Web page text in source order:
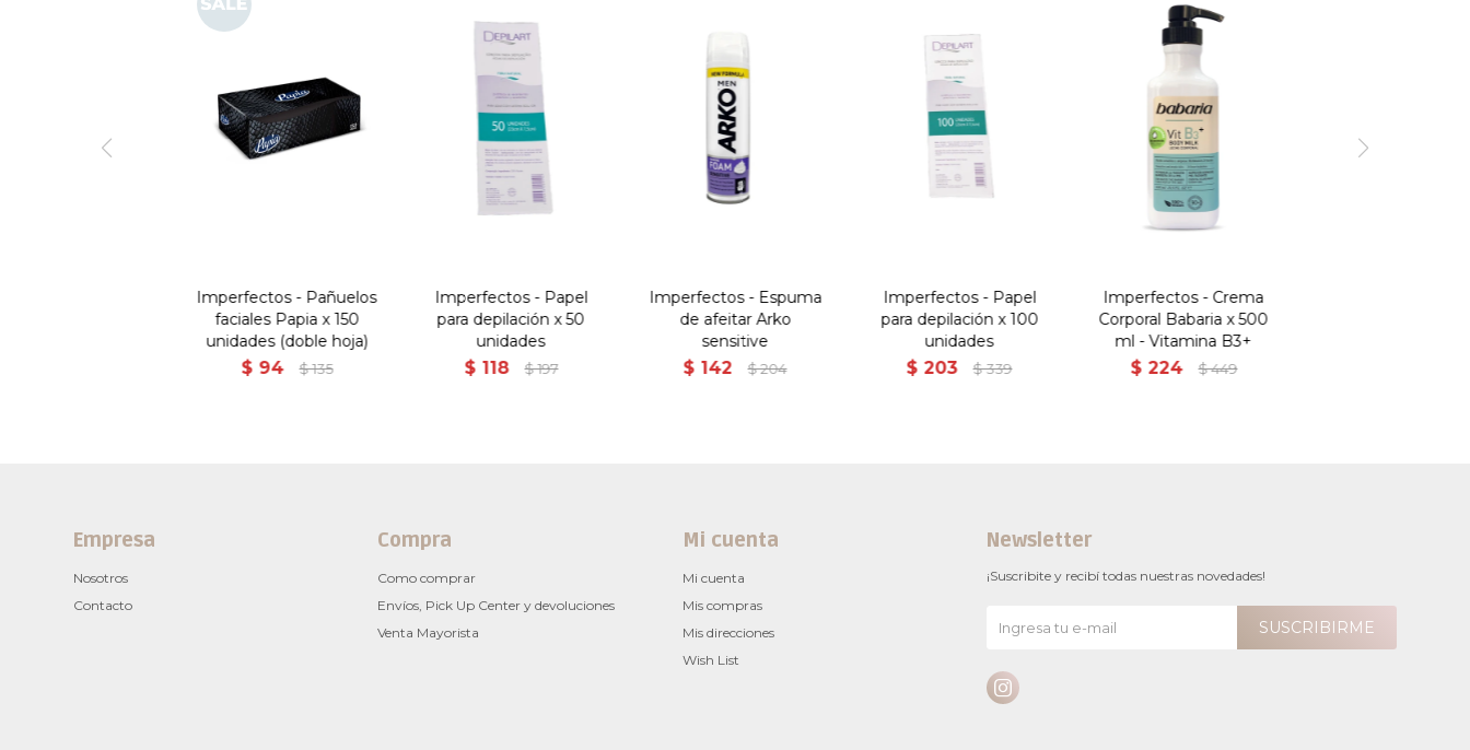
Imperfectos - Pañuelos
faciales Papia x 150
unidades (doble hoja)
$ 94 $ 135
Imperfectos - Papel
para depilación x 50
unidades
$ 118 $ 197
Imperfectos - Espuma
de afeitar Arko
sensitive
$ 142 $ 204
Imperfectos - Papel
para depilación x 100
unidades
$ 203 $ 339
Imperfectos - Crema
Corporal Babaria x 500
ml - Vitamina B3+
$ 224 $ 449
Empresa
Nosotros
Contacto
Compra
Como comprar
Envíos, Pick Up Center y devoluciones
Venta Mayorista
Mi cuenta
Mi cuenta
Mis compras
Mis direcciones
Wish List
Newsletter
¡Suscribite y recibí todas nuestras novedades!
SUSCRIBIRME
